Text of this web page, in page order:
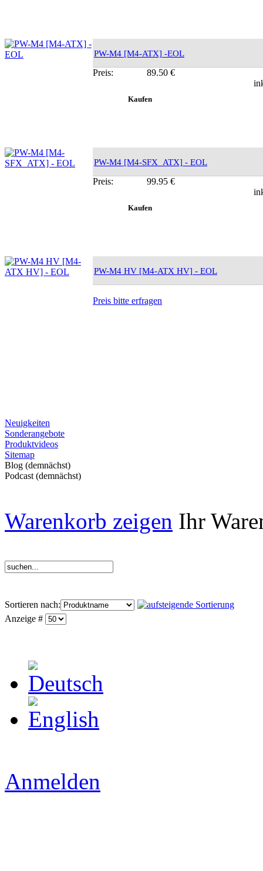
PW-M4 [M4-ATX] -EOL
Preis:
89.50 €
PW-M4 [M4-SFX_ATX] - EOL
Preis:
99.95 €
PW-M4 HV [M4-ATX HV] - EOL
Preis bitte erfragen
Neuigkeiten
Sonderangebote
Produktvideos
Sitemap
Blog (demnächst)
Podcast (demnächst)
Warenkorb zeigen Ihr
Sortieren nach:
Anzeige #
Anmelden